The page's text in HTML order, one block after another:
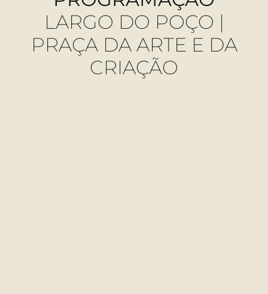
LARGO DO POÇO |
PRAÇA DA ARTE E DA
CRIAÇÃO